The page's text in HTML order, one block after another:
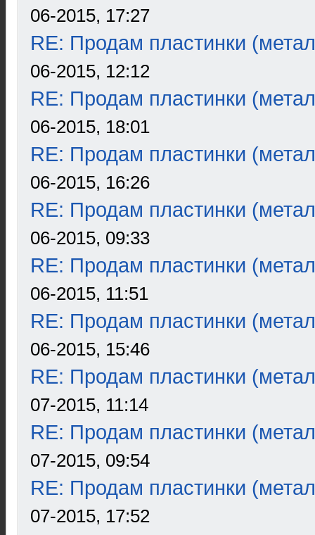
06-2015, 17:27
RE: Продам пластинки
06-2015, 12:12
RE: Продам пластинки
06-2015, 18:01
RE: Продам пластинки
06-2015, 16:26
RE: Продам пластинки
06-2015, 09:33
RE: Продам пластинки
06-2015, 11:51
RE: Продам пластинки
06-2015, 15:46
RE: Продам пластинки
07-2015, 11:14
RE: Продам пластинки
07-2015, 09:54
RE: Продам пластинки
07-2015, 17:52